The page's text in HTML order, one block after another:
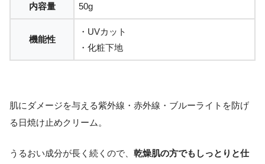
内容量 50g
機能性
・UVカット
・化粧下地
肌にダメージを与える紫外線・赤外線・ブルーライトを防げ
る日焼け止めクリーム。
うるおい成分が長く続くので、 乾燥肌の方でもしっとりと仕